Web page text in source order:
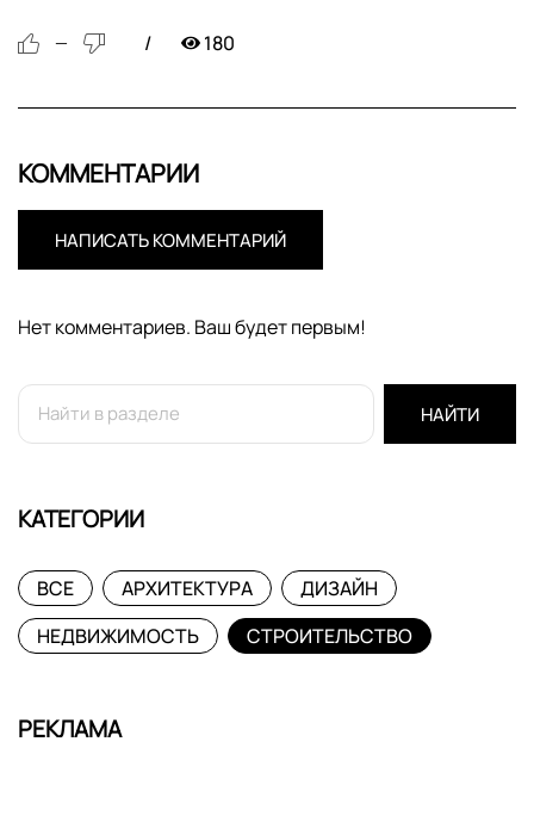
— 180
КОММЕНТАРИИ
НАПИСАТЬ КОММЕНТАРИЙ
Нет комментариев. Ваш будет первым!
НАЙТИ
КАТЕГОРИИ
ВСЕ АРХИТЕКТУРА
ДИЗАЙН
НЕДВИЖИМОСТЬ
СТРОИТЕЛЬСТВО
РЕКЛАМА